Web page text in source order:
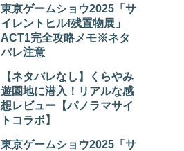
東京ゲームショウ2025「サ
イレントヒルf残置物展」
ACT1完全攻略メモ※ネタ
バレ注意
【ネタバレなし】くらやみ
遊園地に潜入！リアルな感
想レビュー【パノラマサイ
トコラボ】
東京ゲームショウ2025「サ